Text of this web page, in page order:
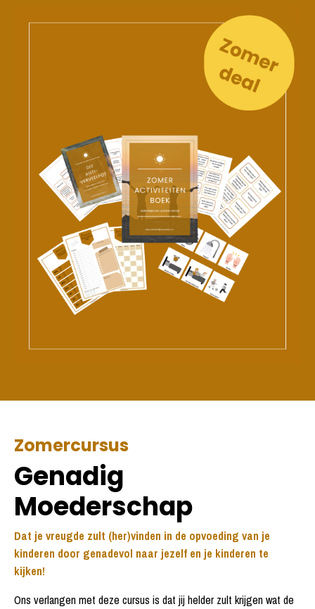
Zomercursus
Genadig
Moederschap
Dat je vreugde zult (her)vinden in de opvoeding van je
kinderen door genadevol naar jezelf en je kinderen te
kijken!
Ons verlangen met deze cursus is dat jij helder zult krijgen wat de